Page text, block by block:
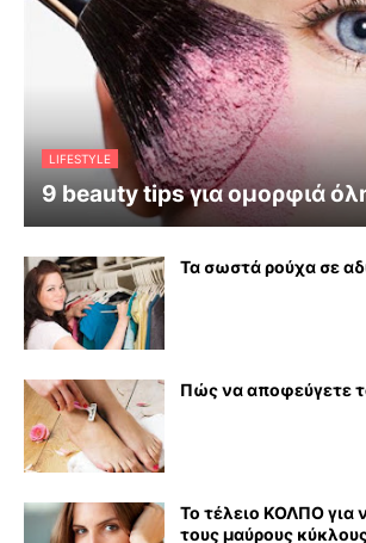
LIFESTYLE
9 beauty tips για ομορφιά
Τα σωστά ρούχα σε
Πώς να αποφεύγετε
Το τέλειο ΚΟΛΠΟ για
τους μαύρους